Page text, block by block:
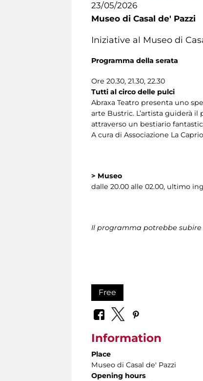
23/05/2026
Museo di Casal de' Pazzi
Iniziative al Museo di
Programma della serata
Ore 20.30, 21.30, 22.30
Tutti al circo delle pulci
Abraxa Teatro presenta uno
arte Bustric. L’artista guiderà
attraverso un bestiario
A cura di Associazione La
> Museo
dalle 20.00 alle 02.00, ultimo
Il programma potrebbe
Free
Information
Place
Museo di Casal de' Pazzi
Opening hours